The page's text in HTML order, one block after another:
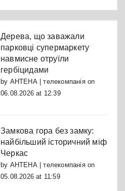
Дерева, що заважали
парковці супермаркету
навмисне отруїли
гербіцидами
by АНТЕНА | телекомпаніяon
06.08.2026 at 12:39
Замкова гора без замку:
найбільший історичний міф
Черкас
by АНТЕНА | телекомпаніяon
05.08.2026 at 11:59